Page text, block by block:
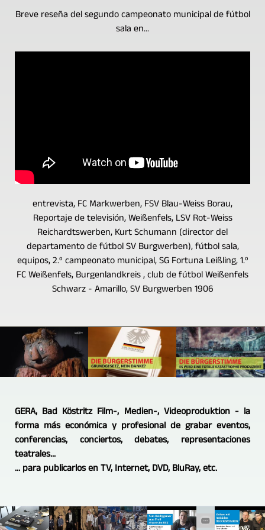
Breve reseña del segundo campeonato municipal de fútbol
sala en...
entrevista, FC Markwerben, FSV Blau-Weiss Borau,
Reportaje de televisión, Weißenfels, LSV Rot-Weiss
Reichardtswerben, Kurt Schumann (director del
departamento de fútbol SV Burgwerben), fútbol sala,
equipos, 2.º campeonato municipal, SG Fortuna Leißling, 1.º
FC Weißenfels, Burgenlandkreis , club de fútbol Weißenfels
Schwarz - Amarillo, SV Burgwerben 1906
GERA, Bad Köstritz Film-, Medien-, Videoproduktion - la
forma más económica y profesional de grabar eventos,
conferencias, conciertos, debates, representaciones
teatrales...
... para publicarlos en TV, Internet, DVD, BluRay, etc.